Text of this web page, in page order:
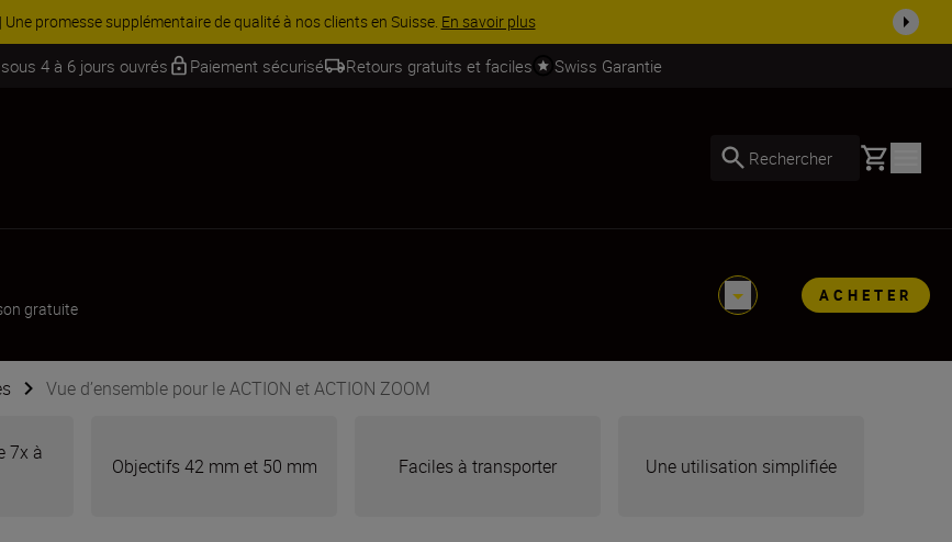
| Économisez 15 % sur une sélection d’accessoires, complétez votre kit dès ...Acheter maintenant
4 à 6 jours ouvrés Paiement sécurisé Retours gratuits et faciles Swiss Garantie
Rechercher Basket
gratuite
ACHETER
Vue d’ensemble pour le ACTION et ACTION ZOOM
7x à
Objectifs 42 mm et 50 mm Faciles à transporter Une utilisation simplifiée